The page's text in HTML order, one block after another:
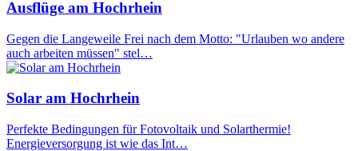
Ausflüge am Hochrhein
Gegen die Langeweile Frei nach dem Motto: "Urlauben wo andere
auch arbeiten müssen" stel…
Solar am Hochrhein
Perfekte Bedingungen für Fotovoltaik und Solarthermie!
Energieversorgung ist wie das Int…